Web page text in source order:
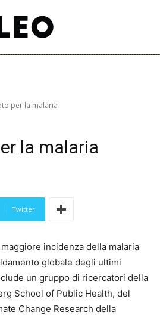
per la malaria
la malaria
Twitter
incidenza della malaria
globale degli ultimi
un gruppo di ricercatori della
School of Public Health, del
Change Research della